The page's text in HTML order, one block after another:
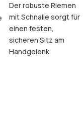
Der robuste Riemen
mit Schnalle sorgt für
einen festen,
sicheren Sitz am
Handgelenk.